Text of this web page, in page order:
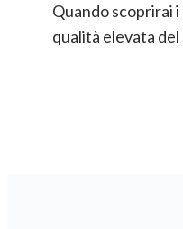
Quando scoprirai
qualità elevata del